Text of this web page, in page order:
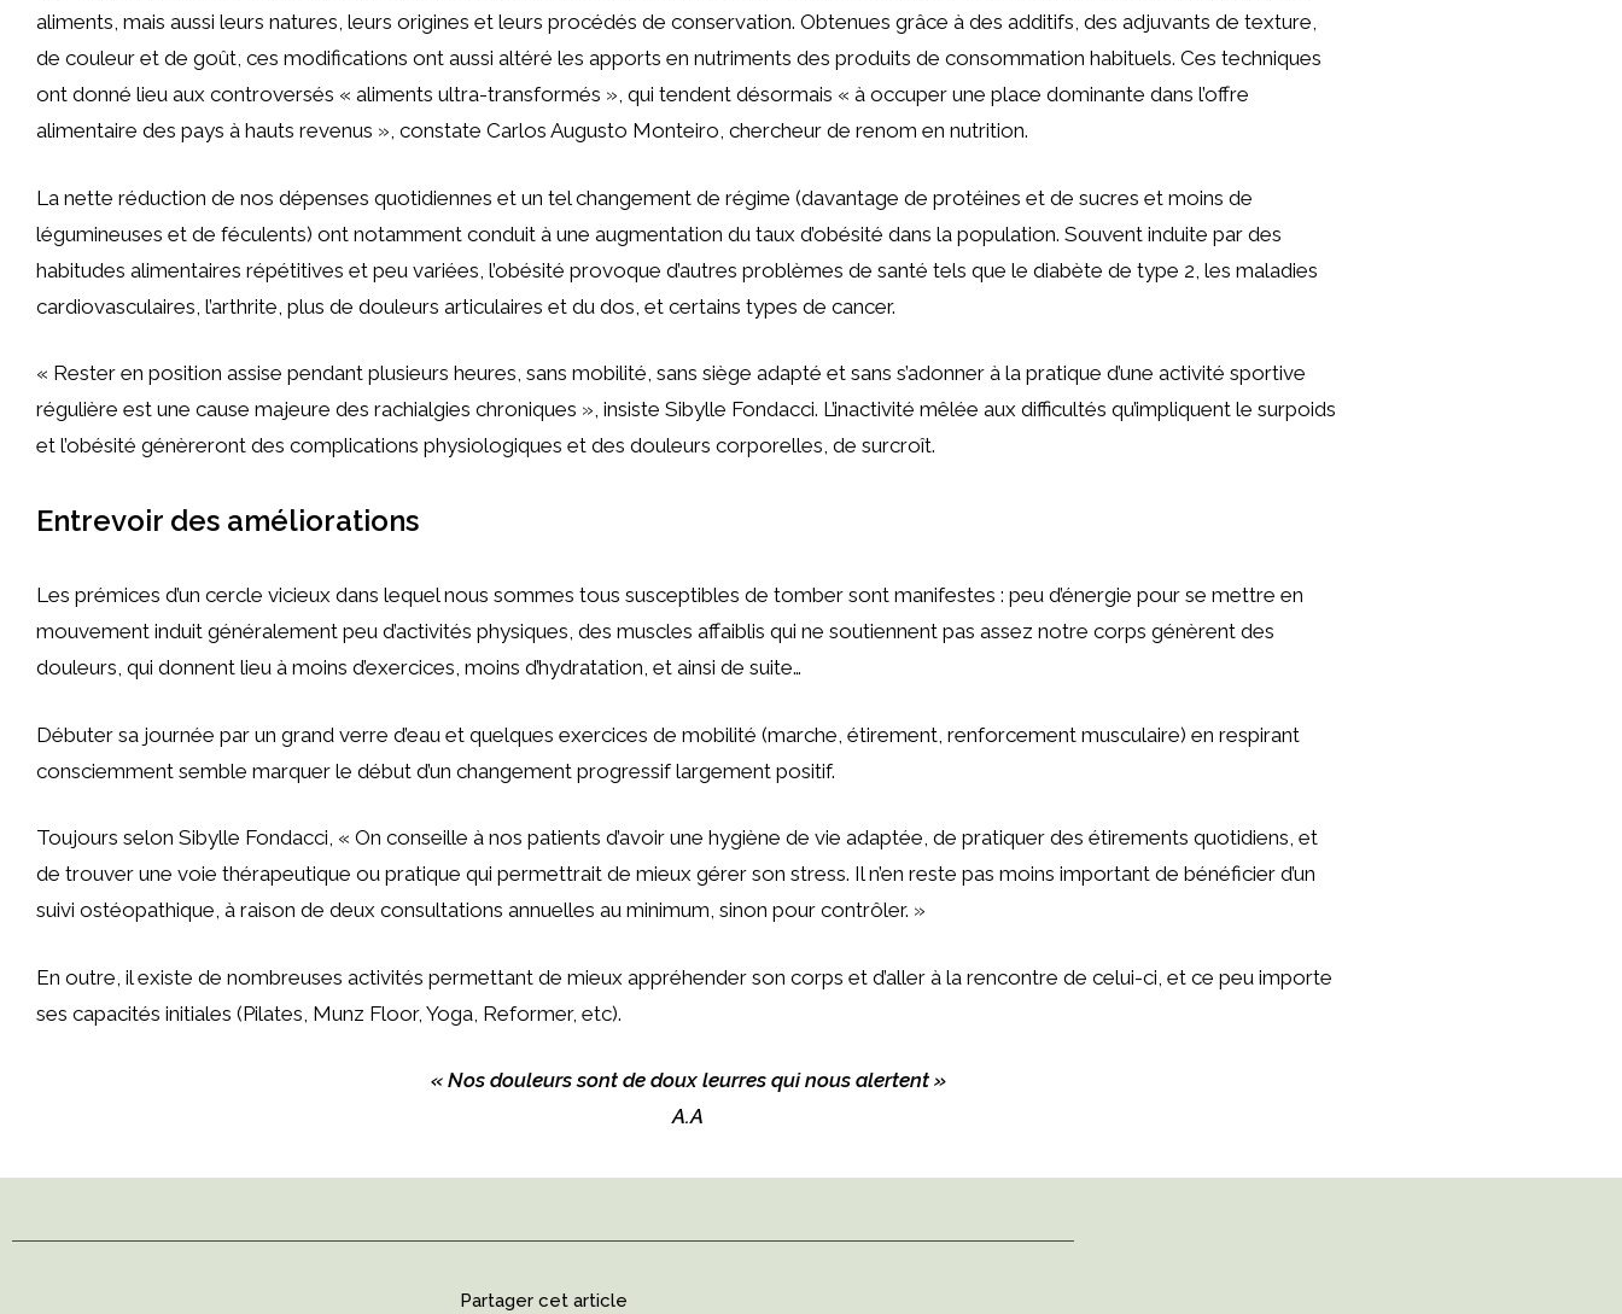
aliments, mais aussi leurs natures, leurs origines et leurs procédés de conservation. Obtenues grâce à des additifs, des adjuvants de texture,
de couleur et de goût, ces modifications ont aussi altéré les apports en nutriments des produits de consommation habituels. Ces techniques
ont donné lieu aux controversés « aliments ultra-transformés », qui tendent désormais « à occuper une place dominante dans l’offre
alimentaire des pays à hauts revenus », constate Carlos Augusto Monteiro, chercheur de renom en nutrition.
La nette réduction de nos dépenses quotidiennes et un tel changement de régime (davantage de protéines et de sucres et moins de
légumineuses et de féculents) ont notamment conduit à une augmentation du taux d’obésité dans la population. Souvent induite par des
habitudes alimentaires répétitives et peu variées, l’obésité provoque d’autres problèmes de santé tels que le diabète de type 2, les maladies
cardiovasculaires, l’arthrite, plus de douleurs articulaires et du dos, et certains types de cancer.
« Rester en position assise pendant plusieurs heures, sans mobilité, sans siège adapté et sans s’adonner à la pratique d’une activité sportive
régulière est une cause majeure des rachialgies chroniques », insiste Sibylle Fondacci. L’inactivité mêlée aux difficultés qu’impliquent le surpoids
et l’obésité génèreront des complications physiologiques et des douleurs corporelles, de surcroît.
Entrevoir des améliorations
Les prémices d’un cercle vicieux dans lequel nous sommes tous susceptibles de tomber sont manifestes : peu d’énergie pour se mettre en
mouvement induit généralement peu d’activités physiques, des muscles affaiblis qui ne soutiennent pas assez notre corps génèrent des
douleurs, qui donnent lieu à moins d’exercices, moins d’hydratation, et ainsi de suite…
Débuter sa journée par un grand verre d’eau et quelques exercices de mobilité (marche, étirement, renforcement musculaire) en respirant
consciemment semble marquer le début d’un changement progressif largement positif.
Toujours selon Sibylle Fondacci, « On conseille à nos patients d’avoir une hygiène de vie adaptée, de pratiquer des étirements quotidiens, et
de trouver une voie thérapeutique ou pratique qui permettrait de mieux gérer son stress. Il n’en reste pas moins important de bénéficier d’un
suivi ostéopathique, à raison de deux consultations annuelles au minimum, sinon pour contrôler. »
En outre, il existe de nombreuses activités permettant de mieux appréhender son corps et d’aller à la rencontre de celui-ci, et ce peu importe
ses capacités initiales (Pilates, Munz Floor, Yoga, Reformer, etc).
« Nos douleurs sont de doux leurres qui nous alertent »
A.A
Partager cet article